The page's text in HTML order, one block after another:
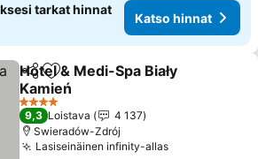
tarkat hinnat
Katso hinnat
Jaa Lisää suosikkeihin
Hotel & Medi-Spa Biały
Kamień
Katso hinnat
4 Tähtiluokitus
9,3 Loistava
4 137
Swieradów-Zdrój
Lasiseinäinen infinity-allasKatso hinnat